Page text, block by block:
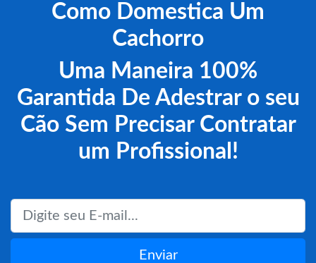
Como Domestica Um
Cachorro
Uma Maneira 100%
Garantida De Adestrar o seu
Cão Sem Precisar Contratar
um Profissional!
Enviar